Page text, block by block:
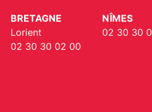
BRETAGNE
Lorient
02 30 30 02 00
NÎMES
02 30 30